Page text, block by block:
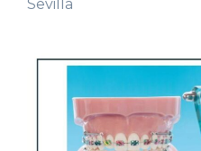
Sevilla